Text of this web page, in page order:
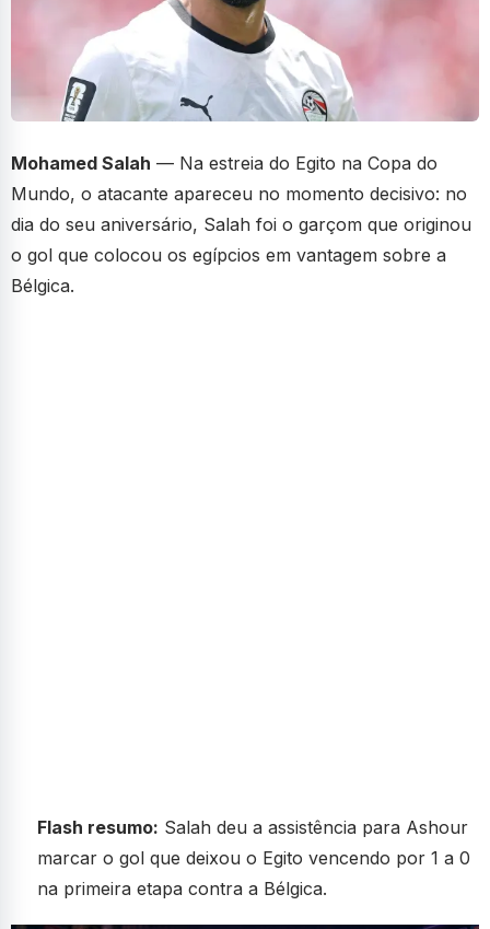
Mohamed Salah — Na estreia do Egito na Copa do
Mundo, o atacante apareceu no momento decisivo: no
dia do seu aniversário, Salah foi o garçom que originou
o gol que colocou os egípcios em vantagem sobre a
Bélgica.
Flash resumo: Salah deu a assistência para Ashour
marcar o gol que deixou o Egito vencendo por 1 a 0
na primeira etapa contra a Bélgica.